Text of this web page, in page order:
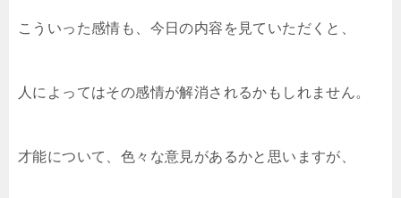
こういった感情も、今日の内容を見ていただくと、
人によってはその感情が解消されるかもしれません。
才能について、色々な意見があるかと思いますが、